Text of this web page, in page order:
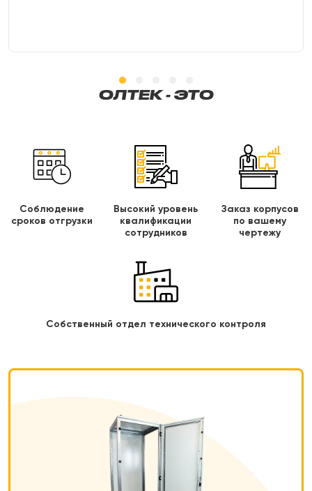
ОЛТЕК - ЭТО
Соблюдение
сроков отгрузки
Высокий уровень
квалификации
сотрудников
Заказ корпусов
по вашему
чертежу
Собственный отдел технического контроля